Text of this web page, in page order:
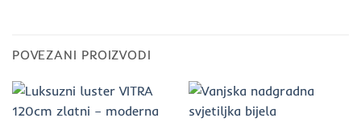
POVEZANI PROIZVODI